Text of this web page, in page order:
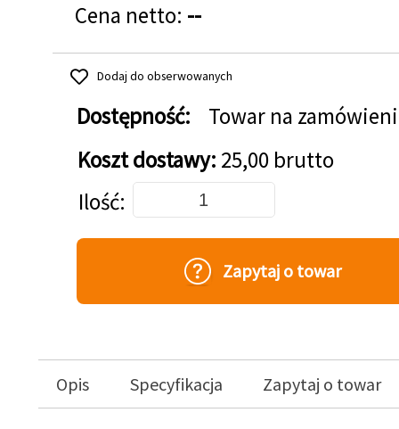
Cena netto: --
Dodaj do obserwowanych
Dostępność:
Towar na
Koszt dostawy: 25,00 brutto
Dodaj do koszyka
Ilość
Zapytaj o towar
Opis Specyfikacja Zapytaj o towar